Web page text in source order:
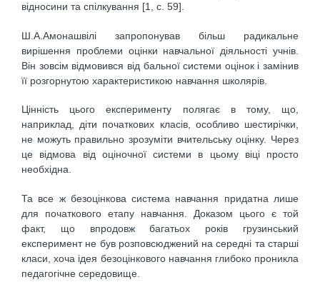
відносини та спілкування [1, с. 59].
Ш.А.Амонашвілі запропонував більш радикальне
вирішення проблеми оцінки навчальної діяльності учнів.
Він зовсім відмовився від бальної системи оцінок і замінив
її розгорнутою характеристикою навчання школярів.
Цінність цього експерименту полягає в тому, що,
наприклад, діти початкових класів, особливо шестирічки,
не можуть правильно зрозуміти вчительську оцінку. Через
це відмова від оціночної системи в цьому віці просто
необхідна.
Та все ж безоцінкова система навчання придатна лише
для початкового етапу навчання. Доказом цього є той
факт, що впродовж багатьох років грузинський
експеримент не був розповсюджений на середні та старші
класи, хоча ідея безоцінкового навчання глибоко проникла
педагогічне середовище.